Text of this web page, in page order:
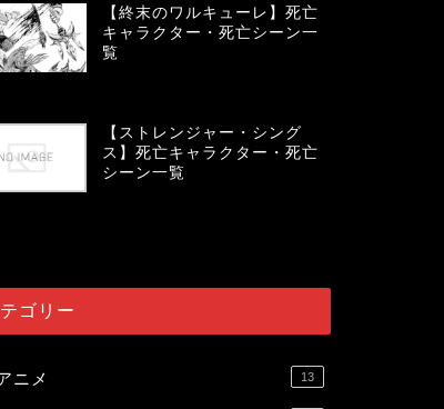
【終末のワルキューレ】死亡
キャラクター・死亡シーン一
覧
【ストレンジャー・シング
ス】死亡キャラクター・死亡
シーン一覧
ゴリー
ニメ 13